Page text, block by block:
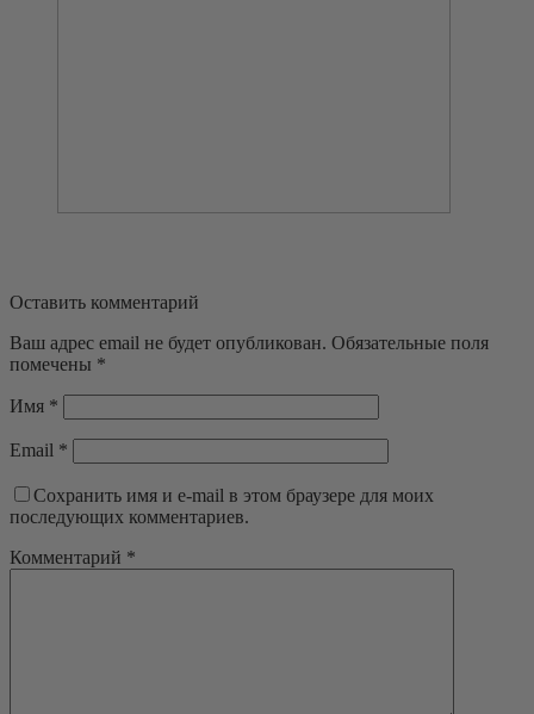
Оставить комментарий
Ваш адрес email не будет опубликован. Обязательные поля
помечены *
Имя *
Email *
Сохранить имя и e-mail в этом браузере для моих
последующих комментариев.
Комментарий *